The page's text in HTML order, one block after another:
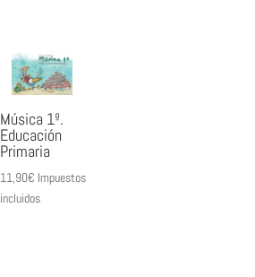
Música 1º.
Educación
Primaria
11,90€ Impuestos
incluidos